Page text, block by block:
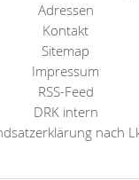
Adressen
Kontakt
Sitemap
Impressum
RSS-Feed
DRK intern
nach